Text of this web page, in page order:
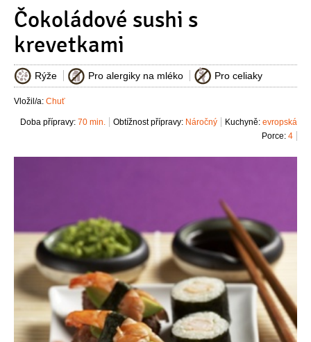
Čokoládové sushi s
krevetkami
Rýže Pro alergiky na mléko Pro celiaky
Vložil/a: Chuť
Kuchyně: evropská
Obtížnost přípravy: Náročný
Doba přípravy: 70 min.
Porce: 4